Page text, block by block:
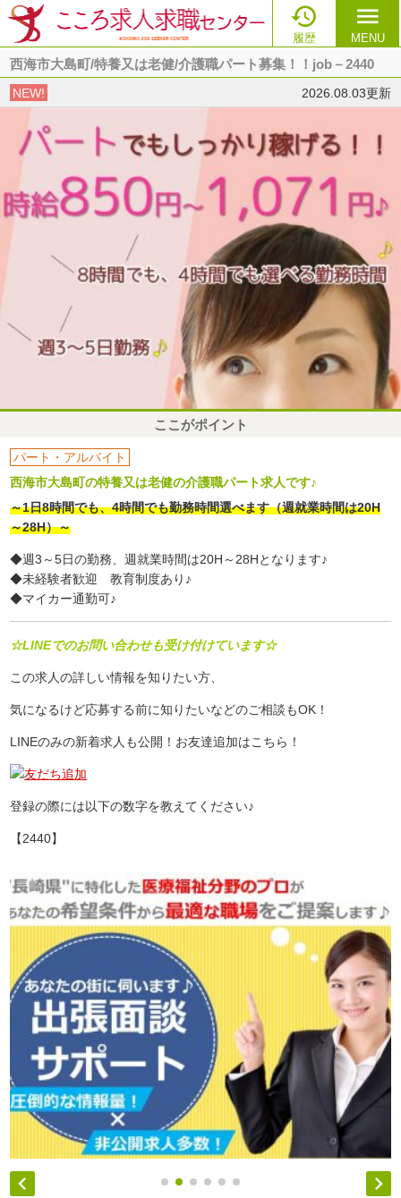

履歴
menu
MENU
西海市大島町/特養又は老健/介護職パート募集！！job－2440
NEW! 2026.08.03更新
ここがポイント
パート・アルバイト
西海市大島町の特養又は老健の介護職パート求人です♪
～1日8時間でも、4時間でも勤務時間選べます（週就業時間は20H
～28H）～
◆週3～5日の勤務、週就業時間は20H～28Hとなります♪
◆未経験者歓迎 教育制度あり♪
◆マイカー通勤可♪
☆LINEでのお問い合わせも受け付けています☆
この求人の詳しい情報を知りたい方、
気になるけど応募する前に知りたいなどのご相談もOK！
LINEのみの新着求人も公開！お友達追加はこちら！
登録の際には以下の数字を教えてください♪
【2440】
 